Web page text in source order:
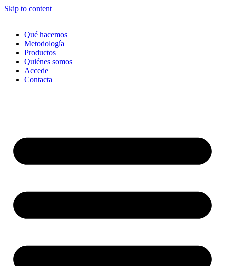
Skip to content
Qué hacemos
Metodología
Productos
Quiénes somos
Accede
Contacta